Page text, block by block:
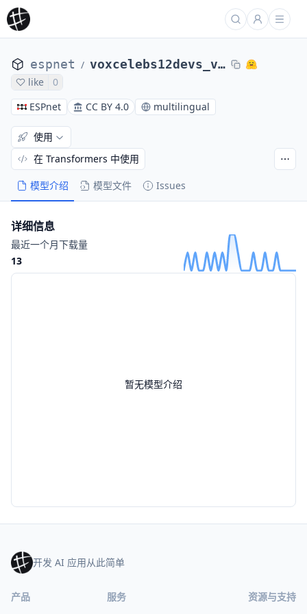
espnet / voxcelebs12devs_voxblinkfull_rawnet3
like
0
ESPnet
CC BY 4.0 multilingual
模型介绍 模型文件 Issues
使用
在 Transformers 中使用
暂无模型介绍
详细信息
最近一个月下载量
13
开发 AI 应用从此简单
产品 服务 资源与支持